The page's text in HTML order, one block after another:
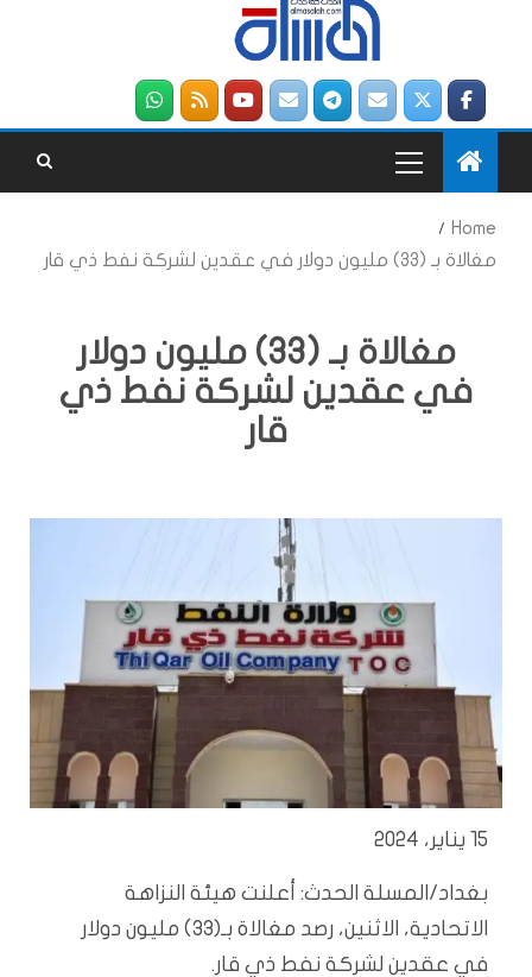
Home
مغالاة بـ (33) مليون دولار في عقدين لشركة نفط ذي قار
مغالاة بـ (33) مليون دولار
في عقدين لشركة نفط ذي
قار
15 يناير، 2024
بغداد/المسلة الحدث: أعلنت هيئة النزاهة
الاتحادية، الاثنين، رصد مغالاة بـ(33) مليون دولار
في عقدين لشركة نفط ذي قار.